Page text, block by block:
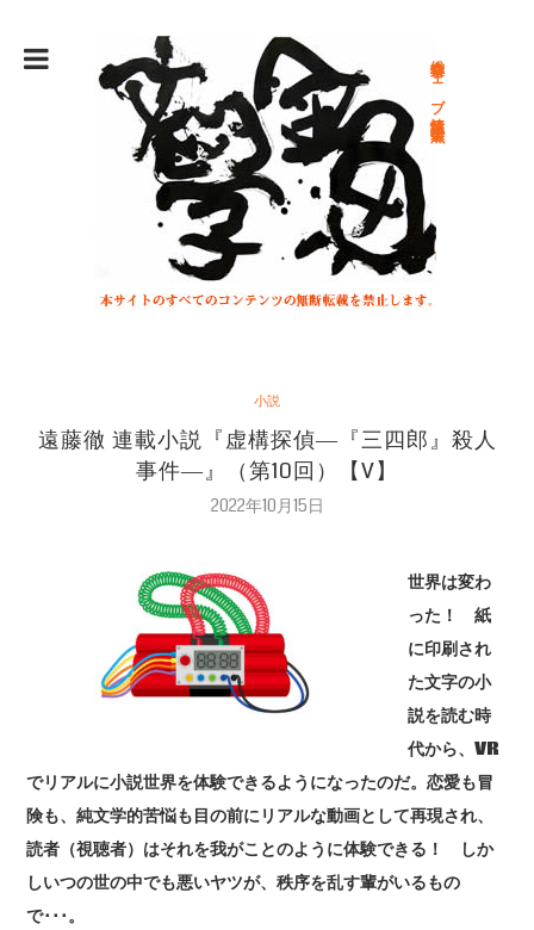
総合文学ウェブ情報誌 文学金魚
小説
遠藤徹 連載小説『虚構探偵―『三四郎』殺人
事件―』（第10回）【V】
2022年10月15日
世界は変わ
った！ 紙
に印刷され
た文字の小
説を読む時
代から、VR
でリアルに小説世界を体験できるようになったのだ。恋愛も冒
険も、純文学的苦悩も目の前にリアルな動画として再現され、
読者（視聴者）はそれを我がことのように体験できる！ しか
しいつの世の中でも悪いヤツが、秩序を乱す輩がいるもの
で･･･。